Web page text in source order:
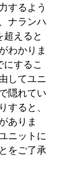
するよう
ナランハ
えると
わかりま
にするこ
してユニ
隠れてい
すると、
ありま
ニットに
をご了承